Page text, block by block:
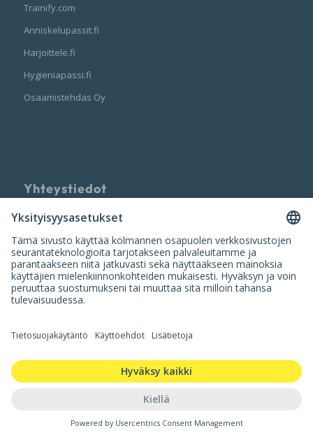
Trainify.com
Anniskelupassit.fi
Harjoittele.fi
Hygieniapassi.fi
Osaamistehdas Oy
Yhteystiedot
Palvelun tarjoaa
Nuumi Oy
info@nuumi.fi
P. 010 200 2250 (ark. 10-14)
Y-tunnus: 3420554-9
Copyright Nuumi Oy 2026 |Kayttoehdot|Tietosuojaseloste